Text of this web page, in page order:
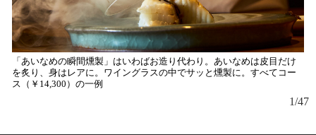
「あいなめの瞬間燻製」はいわばお造り代わり。あいなめは皮目だけ
を炙り、身はレアに。ワイングラスの中でサッと燻製に。すべてコー
ス（￥14,300）の一例
1/47